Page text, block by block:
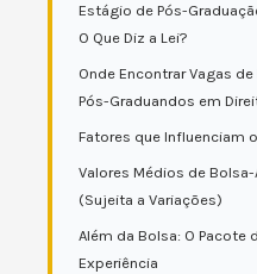
Estágio de Pós-
O Que Diz a Lei?
Onde Encontrar Vagas
Pós-Graduandos em
Fatores que Influenciam
Valores Médios de
(Sujeita a Variações)
Além da Bolsa: O Pacote
Experiência